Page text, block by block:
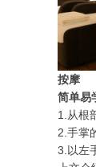
按摩
简单易
1.从根
2.手掌
3.以左